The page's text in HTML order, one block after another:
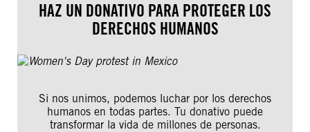
HAZ UN DONATIVO PARA PROTEGER LOS
DERECHOS HUMANOS
Si nos unimos, podemos luchar por los derechos
humanos en todas partes. Tu donativo puede
transformar la vida de millones de personas.